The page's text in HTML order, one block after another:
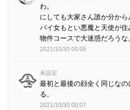
わ。
にしても大家さん誰か分か
バイ女もとい悪魔と天使が
物件コースで大迷惑だろうな
2021/10/30 00:05
未設定
最初と最後の顔全く同じなの
る。
2021/10/30 00:07